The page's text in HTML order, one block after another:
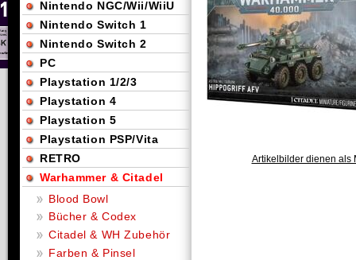
Artikelbilder dienen als
Nintendo NGC/Wii/WiiU
Nintendo Switch 1
Nintendo Switch 2
PC
Playstation 1/2/3
Playstation 4
Playstation 5
Playstation PSP/Vita
RETRO
Warhammer & Citadel
Blood Bowl
Bücher & Codex
Citadel & WH Zubehör
Farben & Pinsel